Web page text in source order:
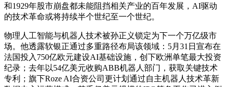
和1929年股市崩盘都未能阻挡相关产业的百年发展，AI驱动
的技术革命或将持续半个世纪至一个世纪。
物理人工智能与机器人技术被孙正义锁定为下一个万亿级市
场。他透露软银正通过多重路径布局该领域：5月31日宣布在
法国投入750亿欧元建设AI基础设施，创下欧洲单笔最大投资
纪录；去年以54亿美元收购ABB机器人部门，获取关键技术
专利；旗下Roze AI合资公司更计划通过自主机器人技术革新